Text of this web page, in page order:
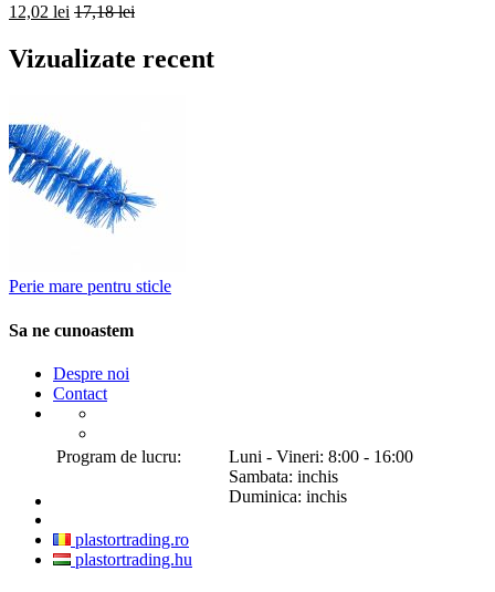
12,02 lei 17,18 lei
Vizualizate recent
Perie mare pentru sticle
Sa ne cunoastem
Despre noi
Contact
Program de lucru:
Luni - Vineri: 8:00 - 16:00
Sambata: inchis
Duminica: inchis
plastortrading.ro
plastortrading.hu